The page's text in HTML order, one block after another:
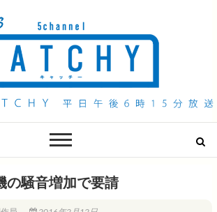
Headline
騒音増加で要請